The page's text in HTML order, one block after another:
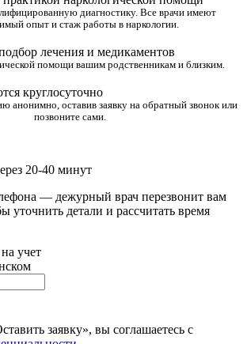
диагностику. Все врачи имеют
опыт и стаж работы в наркологии.
лечения и медикаментов
помощи вашим родственникам и близким.
круглосуточно
анонимно, оставив заявку на обратный звонок или
позвоните сами.
20-40 минут
— дежурный врач перезвонит вам
уточнить детали и рассчитать время
учет
заявку», вы соглашаетесь с